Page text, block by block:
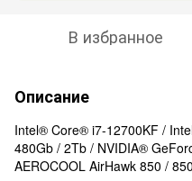
В избранное
Описание
Intel® Core® i7-12700KF /
480Gb / 2Tb / NVIDIA®
AEROCOOL AirHawk 850 /